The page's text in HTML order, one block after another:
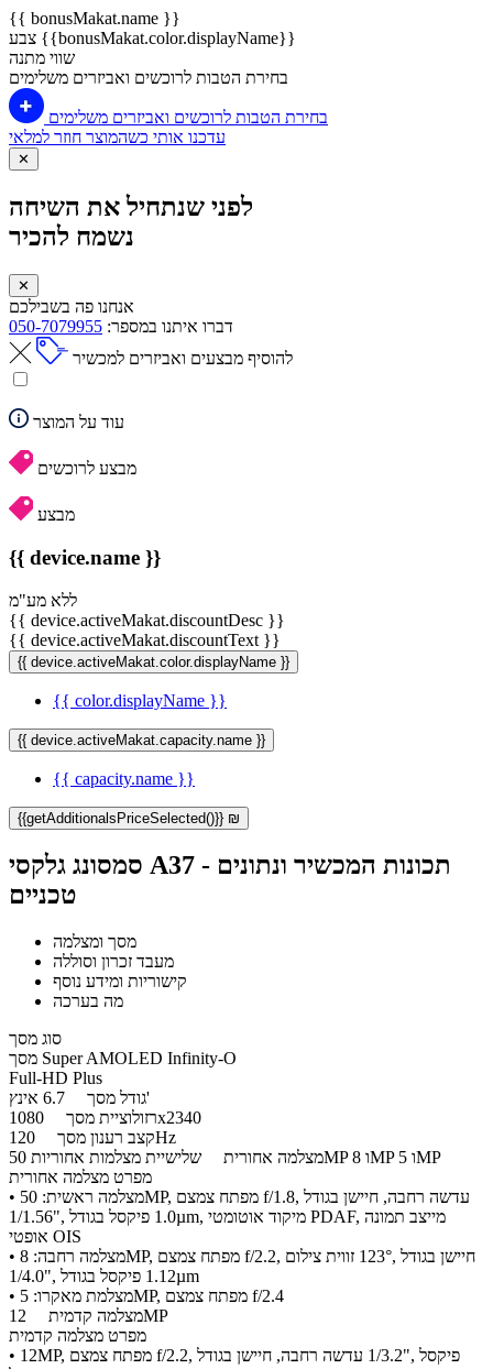
{{ bonusMakat.name }}
צבע {{bonusMakat.color.displayName}}
שווי מתנה
בחירת הטבות לרוכשים ואביזרים משלימים
בחירת הטבות לרוכשים ואביזרים משלימים
עדכנו אותי כשהמוצר חוזר למלאי
✕
לפני שנתחיל את השיחה
נשמח להכיר
✕
אנחנו פה בשבילכם
דברו איתנו במספר: 050-7079955
להוסיף מבצעים ואביזרים למכשיר
עוד על המוצר
מבצע לרוכשים
מבצע
{{ device.name }}
ללא מע"מ
{{ device.activeMakat.discountDesc }}
{{ device.activeMakat.discountText }}
{{ device.activeMakat.color.displayName }}
{{ color.displayName }}
{{ device.activeMakat.capacity.name }}
{{ capacity.name }}
{{getAdditionalsPriceSelected()}} ₪
סמסונג גלקסי A37 - תכונות המכשיר ונתונים
טכניים
מסך ומצלמה
מעבד זכרון וסוללה
קישוריות ומידע נוסף
מה בערכה
סוג מסך
מסך Super AMOLED Infinity-O
Full-HD Plus
גודל מסך6.7 אינץ'
רזולוציית מסך1080x2340
קצב רענון מסך120Hz
מצלמה אחורית
שלישיית מצלמות אחוריות 50MP ו 8MP ו 5MP
מפרט מצלמה אחורית
• מצלמה ראשית: 50MP, מפתח צמצם f/1.8, עדשה רחבה, חיישן בגודל
‎1/1.56"‎, פיקסל בגודל ‎1.0µm‎, מיקוד אוטומטי PDAF, מייצב תמונה
אופטי OIS
• מצלמה רחבה: 8MP, מפתח צמצם f/2.2, זווית צילום ‎123°‎, חיישן בגודל
‎1/4.0"‎, פיקסל בגודל ‎1.12µm‎
• מצלמת מאקרו: 5MP, מפתח צמצם f/2.4
מצלמה קדמית12MP
מפרט מצלמה קדמית
• 12MP, מפתח צמצם f/2.2, עדשה רחבה, חיישן בגודל ‎1/3.2"‎, פיקסל